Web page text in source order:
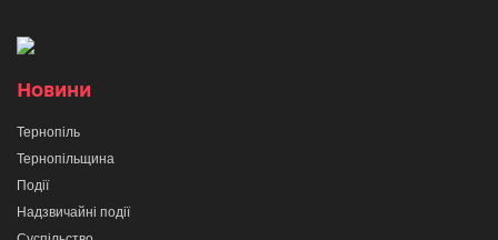
Новини
Тернопіль
Тернопільщина
Події
Надзвичайні події